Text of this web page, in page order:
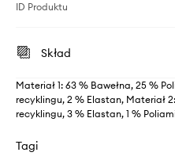
ID Produktu
Skład
Materiał 1: 63 % Bawełna, 25 %
recyklingu, 2 % Elastan, Materiał
recyklingu, 3 % Elastan, 1 %
Tagi